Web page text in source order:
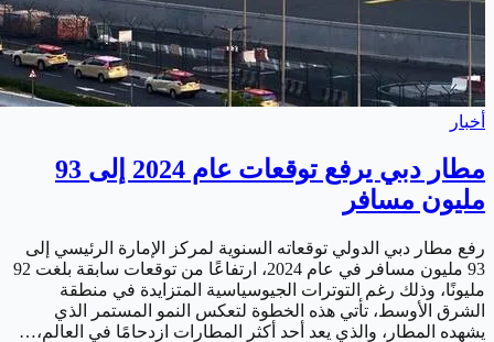
أخبار
مطار دبي يرفع توقعات عام 2024 إلى 93
مليون مسافر
رفع مطار دبي الدولي توقعاته السنوية لمركز الإمارة الرئيسي إلى
93 مليون مسافر في عام 2024، ارتفاعًا من توقعات سابقة بلغت 92
مليونًا، وذلك رغم التوترات الجيوسياسية المتزايدة في منطقة
الشرق الأوسط، تأتي هذه الخطوة لتعكس النمو المستمر الذي
يشهده المطار، والذي يعد أحد أكثر المطارات ازدحامًا في العالم،…